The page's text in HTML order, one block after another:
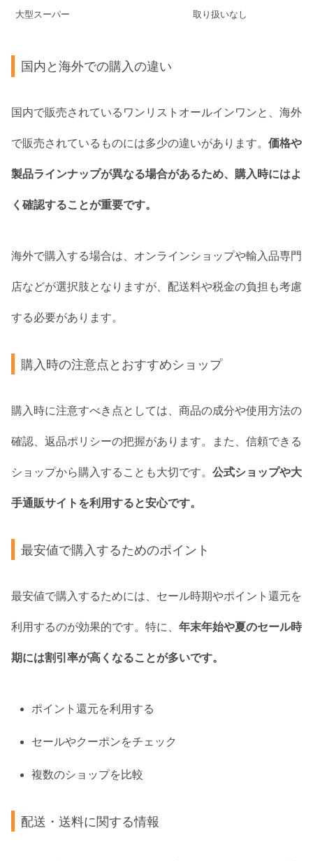
大型スーパー 取り扱いなし
国内と海外での購入の違い
国内で販売されているワンリストオールインワンと、海外
で販売されているものには多少の違いがあります。 価格や
製品ラインナップが異なる場合があるため、購入時にはよ
く確認することが重要です。
海外で購入する場合は、オンラインショップや輸入品専門
店などが選択肢となりますが、配送料や税金の負担も考慮
する必要があります。
購入時の注意点とおすすめショップ
購入時に注意すべき点としては、商品の成分や使用方法の
確認、返品ポリシーの把握があります。また、信頼できる
ショップから購入することも大切です。 公式ショップや大
手通販サイトを利用すると安心です。
最安値で購入するためのポイント
最安値で購入するためには、セール時期やポイント還元を
利用するのが効果的です。特に、 年末年始や夏のセール時
期には割引率が高くなることが多いです。
ポイント還元を利用する
セールやクーポンをチェック
複数のショップを比較
配送・送料に関する情報